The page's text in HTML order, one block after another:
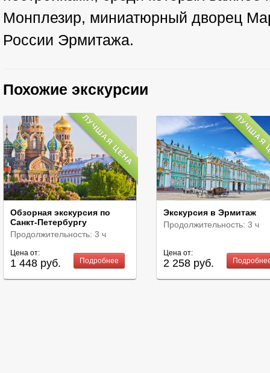
Монплезир, миниатюрный дворец
России Эрмитажа.
Похожие экскурсии
Обзорная экскурсия по
Санкт-Петербургу
Продолжительность: 3 ч
Цена от:
1 448 руб. Подробнее
ЛУЧШАЯ ЦЕНА
Экскурсия в Эрмитаж
Продолжительность: 3 ч
Цена от:
2 258 руб.